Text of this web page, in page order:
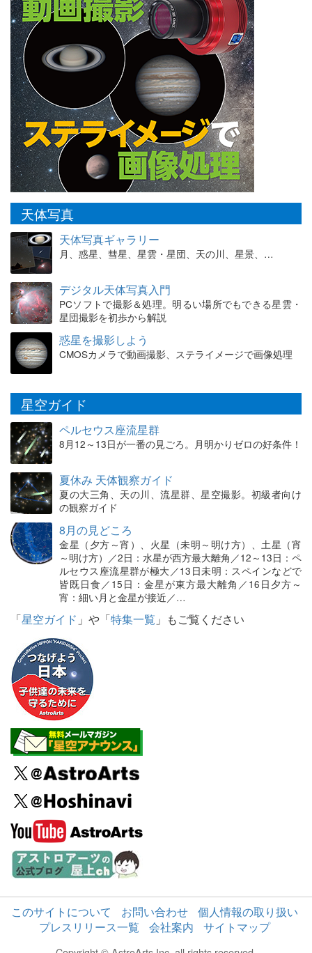
天体写真
天体写真ギャラリー
月、惑星、彗星、星雲・星団、天の川、星景、…
デジタル天体写真入門
PCソフトで撮影＆処理。明るい場所でもできる星雲・
星団撮影を初歩から解説
惑星を撮影しよう
CMOSカメラで動画撮影、ステライメージで画像処理
星空ガイド
ペルセウス座流星群
8月12～13日が一番の見ごろ。月明かりゼロの好条件！
夏休み 天体観察ガイド
夏の大三角、天の川、流星群、星空撮影。初級者向け
の観察ガイド
8月の見どころ
金星（夕方～宵）、火星（未明～明け方）、土星（宵
～明け方）／2日：水星が西方最大離角／12～13日：ペ
ルセウス座流星群が極大／13日未明：スペインなどで
皆既日食／15日：金星が東方最大離角／16日夕方～
宵：細い月と金星が接近／…
「星空ガイド 」や「特集一覧 」もご覧ください
このサイトについて お問い合わせ
個人情報の取り扱い
プレスリリース一覧
会社案内 サイトマップ